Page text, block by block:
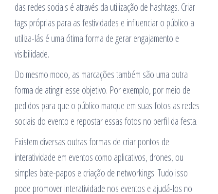
das redes sociais é através da utilização de hashtags. Criar
tags próprias para as festividades e influenciar o público a
utiliza-lás é uma ótima forma de gerar engajamento e
visibilidade.
Do mesmo modo, as marcações também são uma outra
forma de atingir esse objetivo. Por exemplo, por meio de
pedidos para que o público marque em suas fotos as redes
sociais do evento e repostar essas fotos no perfil da festa.
Existem diversas outras formas de criar pontos de
interatividade em eventos como aplicativos, drones, ou
simples bate-papos e criação de networkings. Tudo isso
pode promover interatividade nos eventos e ajudá-los no